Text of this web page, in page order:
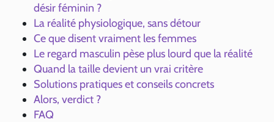
désir féminin ?
La réalité physiologique, sans détour
Ce que disent vraiment les femmes
Le regard masculin pèse plus lourd que la réalité
Quand la taille devient un vrai critère
Solutions pratiques et conseils concrets
Alors, verdict ?
FAQ